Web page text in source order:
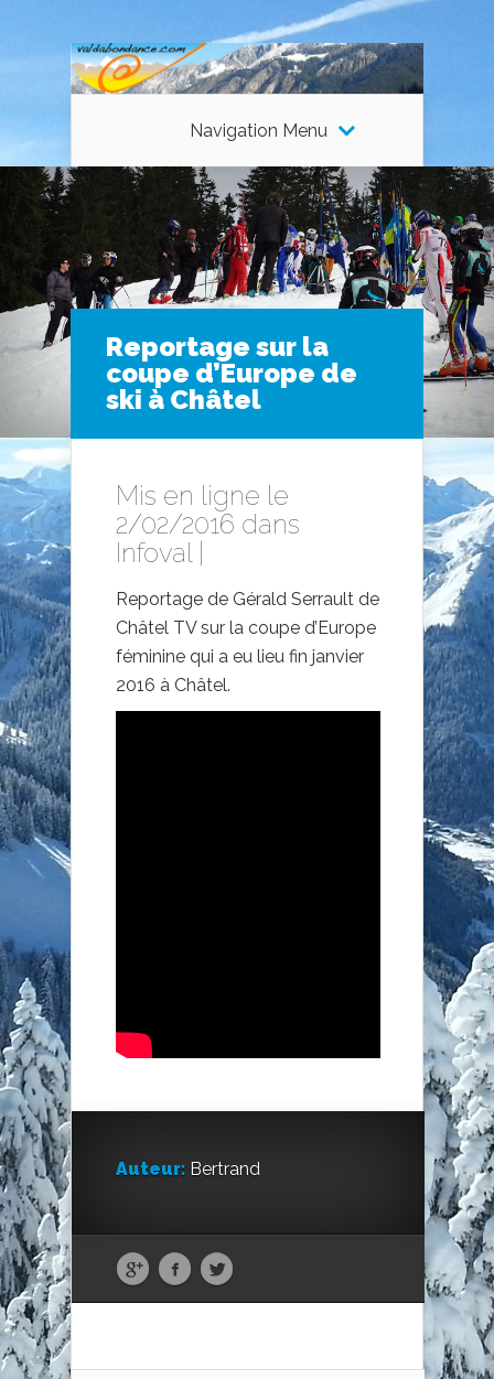
Navigation Menu
Reportage sur la
coupe d’Europe de
ski à Châtel
Mis en ligne le
2/02/2016 dans
Infoval
Reportage de Gérald Serrault de
Châtel TV sur la coupe d’Europe
féminine qui a eu lieu fin janvier
2016 à Châtel.
Auteur: Bertrand